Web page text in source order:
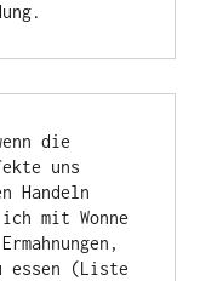
die
uns
Handeln
mit Wonne
essen (Liste